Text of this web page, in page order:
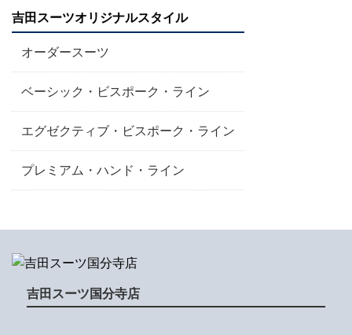
吉田スーツオリジナルスタイル
オーダースーツ
ベーシック・ビスポーク・ライン
エグゼクティブ・ビスポーク・ライン
プレミアム・ハンド・ライン
吉田スーツ国分寺店